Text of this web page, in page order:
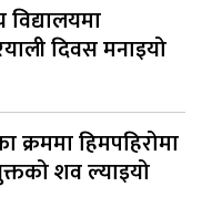
दिवस मनाइयो
क्रममा हिमपहिरोमा
शव ल्याइयो